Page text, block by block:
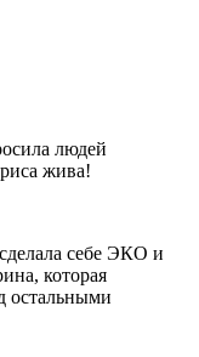
людей
жива!
себе ЭКО и
которая
остальными